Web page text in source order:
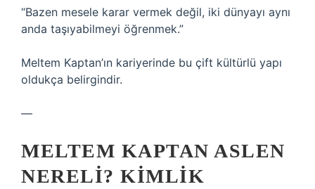
“Bazen mesele karar vermek değil, iki dünyayı aynı
anda taşıyabilmeyi öğrenmek.”
Meltem Kaptan’ın kariyerinde bu çift kültürlü yapı
oldukça belirgindir.
—
MELTEM KAPTAN ASLEN
NERELI? KIMLIK